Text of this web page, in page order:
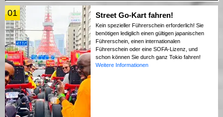
01 Street Go-Kart fahren!
Kein spezieller Führerschein erforderlich! Sie
benötigen lediglich einen gültigen japanischen
Führerschein, einen internationalen
Führerschein oder eine SOFA-Lizenz, und
schon können Sie durch ganz Tokio fahren!
Weitere Informationen